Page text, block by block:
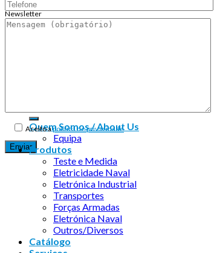
Aceito apolítica de privacidade
Newsletter
Endereço de email:
Quem Somos / About Us
Equipa
Produtos
Teste e Medida
Eletricidade Naval
Eletrónica Industrial
Transportes
Forças Armadas
Eletrónica Naval
Outros/Diversos
Catálogo